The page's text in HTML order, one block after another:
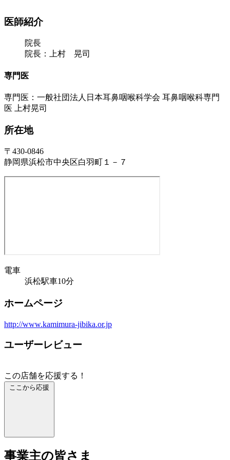
医師紹介
院長
院長：上村 晃司
専門医
専門医：一般社団法人日本耳鼻咽喉科学会 耳鼻咽喉科専門
医 上村晃司
所在地
〒430-0846
静岡県浜松市中央区白羽町１－７
電車
浜松駅車10分
ホームページ
http://www.kamimura-jibika.or.jp
ユーザーレビュー
この店舗を応援する！
ここから応援
事業主の皆さま